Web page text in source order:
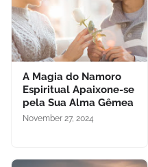
A Magia do Namoro
Espiritual Apaixone-se
pela Sua Alma Gêmea
November 27, 2024